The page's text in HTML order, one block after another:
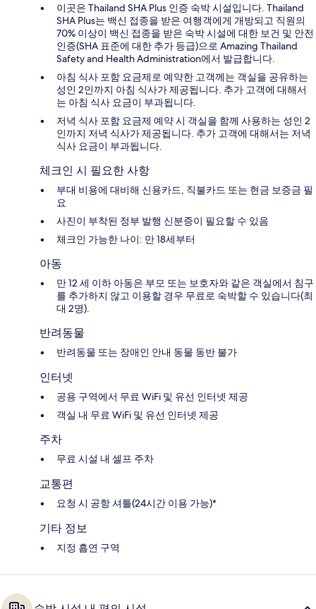
이곳은 Thailand SHA Plus 인증 숙박 시설입니다. Thailand
SHA Plus는 백신 접종을 받은 여행객에게 개방되고 직원의
70% 이상이 백신 접종을 받은 숙박 시설에 대한 보건 및 안전
인증(SHA 표준에 대한 추가 등급)으로 Amazing Thailand
Safety and Health Administration에서 발급합니다.
아침 식사 포함 요금제로 예약한 고객께는 객실을 공유하는
성인 2인까지 아침 식사가 제공됩니다. 추가 고객에 대해서
는 아침 식사 요금이 부과됩니다.
저녁 식사 포함 요금제 예약 시 객실을 함께 사용하는 성인 2
인까지 저녁 식사가 제공됩니다. 추가 고객에 대해서는 저녁
식사 요금이 부과됩니다.
체크인 시 필요한 사항
부대 비용에 대비해 신용카드, 직불카드 또는 현금 보증금 필
요
사진이 부착된 정부 발행 신분증이 필요할 수 있음
체크인 가능한 나이: 만 18세부터
아동
만 12 세 이하 아동은 부모 또는 보호자와 같은 객실에서 침구
를 추가하지 않고 이용할 경우 무료로 숙박할 수 있습니다(최
대 2명).
반려동물
반려동물 또는 장애인 안내 동물 동반 불가
인터넷
공용 구역에서 무료 WiFi 및 유선 인터넷 제공
객실 내 무료 WiFi 및 유선 인터넷 제공
주차
무료 시설 내 셀프 주차
교통편
요청 시 공항 셔틀(24시간 이용 가능)*
기타 정보
지정 흡연 구역